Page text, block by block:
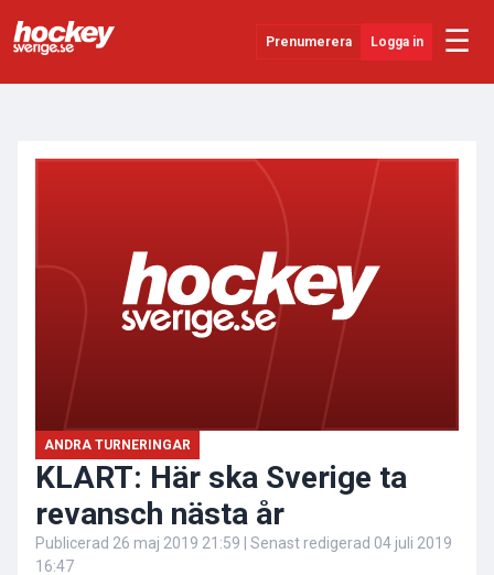
Prenumerera Logga in ☰
ANDRA TURNERINGAR
KLART: Här ska Sverige ta
revansch nästa år
Publicerad 26 maj 2019 21:59 | Senast redigerad 04 juli 2019
16:47